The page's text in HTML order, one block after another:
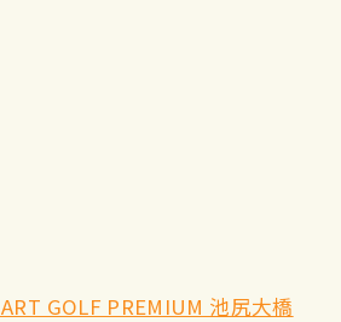
GOLF PREMIUM 池尻大橋